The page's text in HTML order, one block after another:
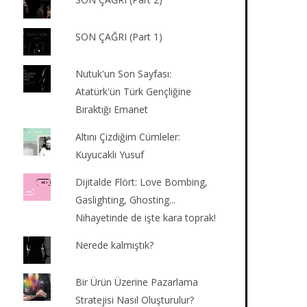
SON ÇAĞRI (Part 1)
Nutuk'un Son Sayfası:
Atatürk'ün Türk Gençliğine
Bıraktığı Emanet
Altını Çizdiğim Cümleler:
Kuyucaklı Yusuf
Dijitalde Flört: Love Bombing,
Gaslighting, Ghosting...
Nihayetinde de işte kara toprak!
Nerede kalmıştık?
Bir Ürün Üzerine Pazarlama
Stratejisi Nasıl Oluşturulur?